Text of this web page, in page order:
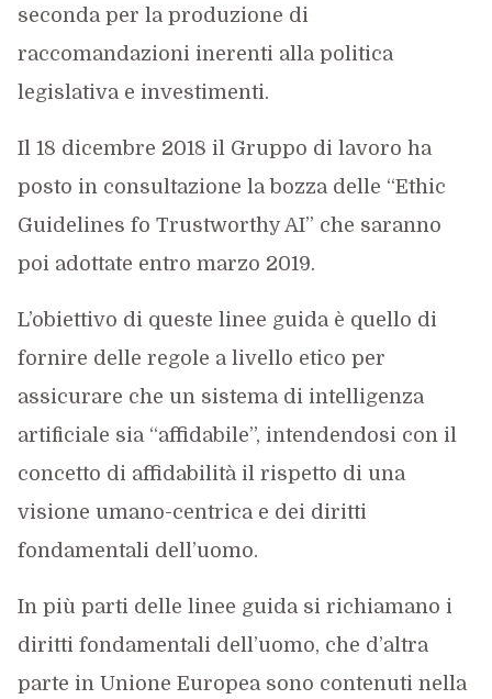
seconda per la produzione di
raccomandazioni inerenti alla politica
legislativa e investimenti.
Il 18 dicembre 2018 il Gruppo di lavoro ha
posto in consultazione la bozza delle “Ethic
Guidelines fo Trustworthy AI” che saranno
poi adottate entro marzo 2019.
L’obiettivo di queste linee guida è quello di
fornire delle regole a livello etico per
assicurare che un sistema di intelligenza
artificiale sia “affidabile”, intendendosi con il
concetto di affidabilità il rispetto di una
visione umano-centrica e dei diritti
fondamentali dell’uomo.
In più parti delle linee guida si richiamano i
diritti fondamentali dell’uomo, che d’altra
parte in Unione Europea sono contenuti nella